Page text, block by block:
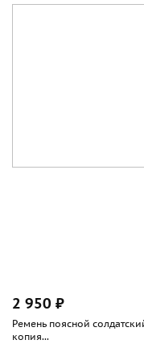
2 950 ₽
Ремень поясной
копия...